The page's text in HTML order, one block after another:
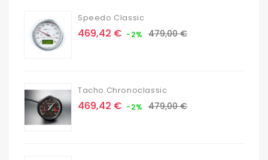
Speedo Classic
Prix
469,42 € -2% Prix
479,00 €
Tacho Chronoclassic
Prix
469,42 € -2% Prix
479,00 €